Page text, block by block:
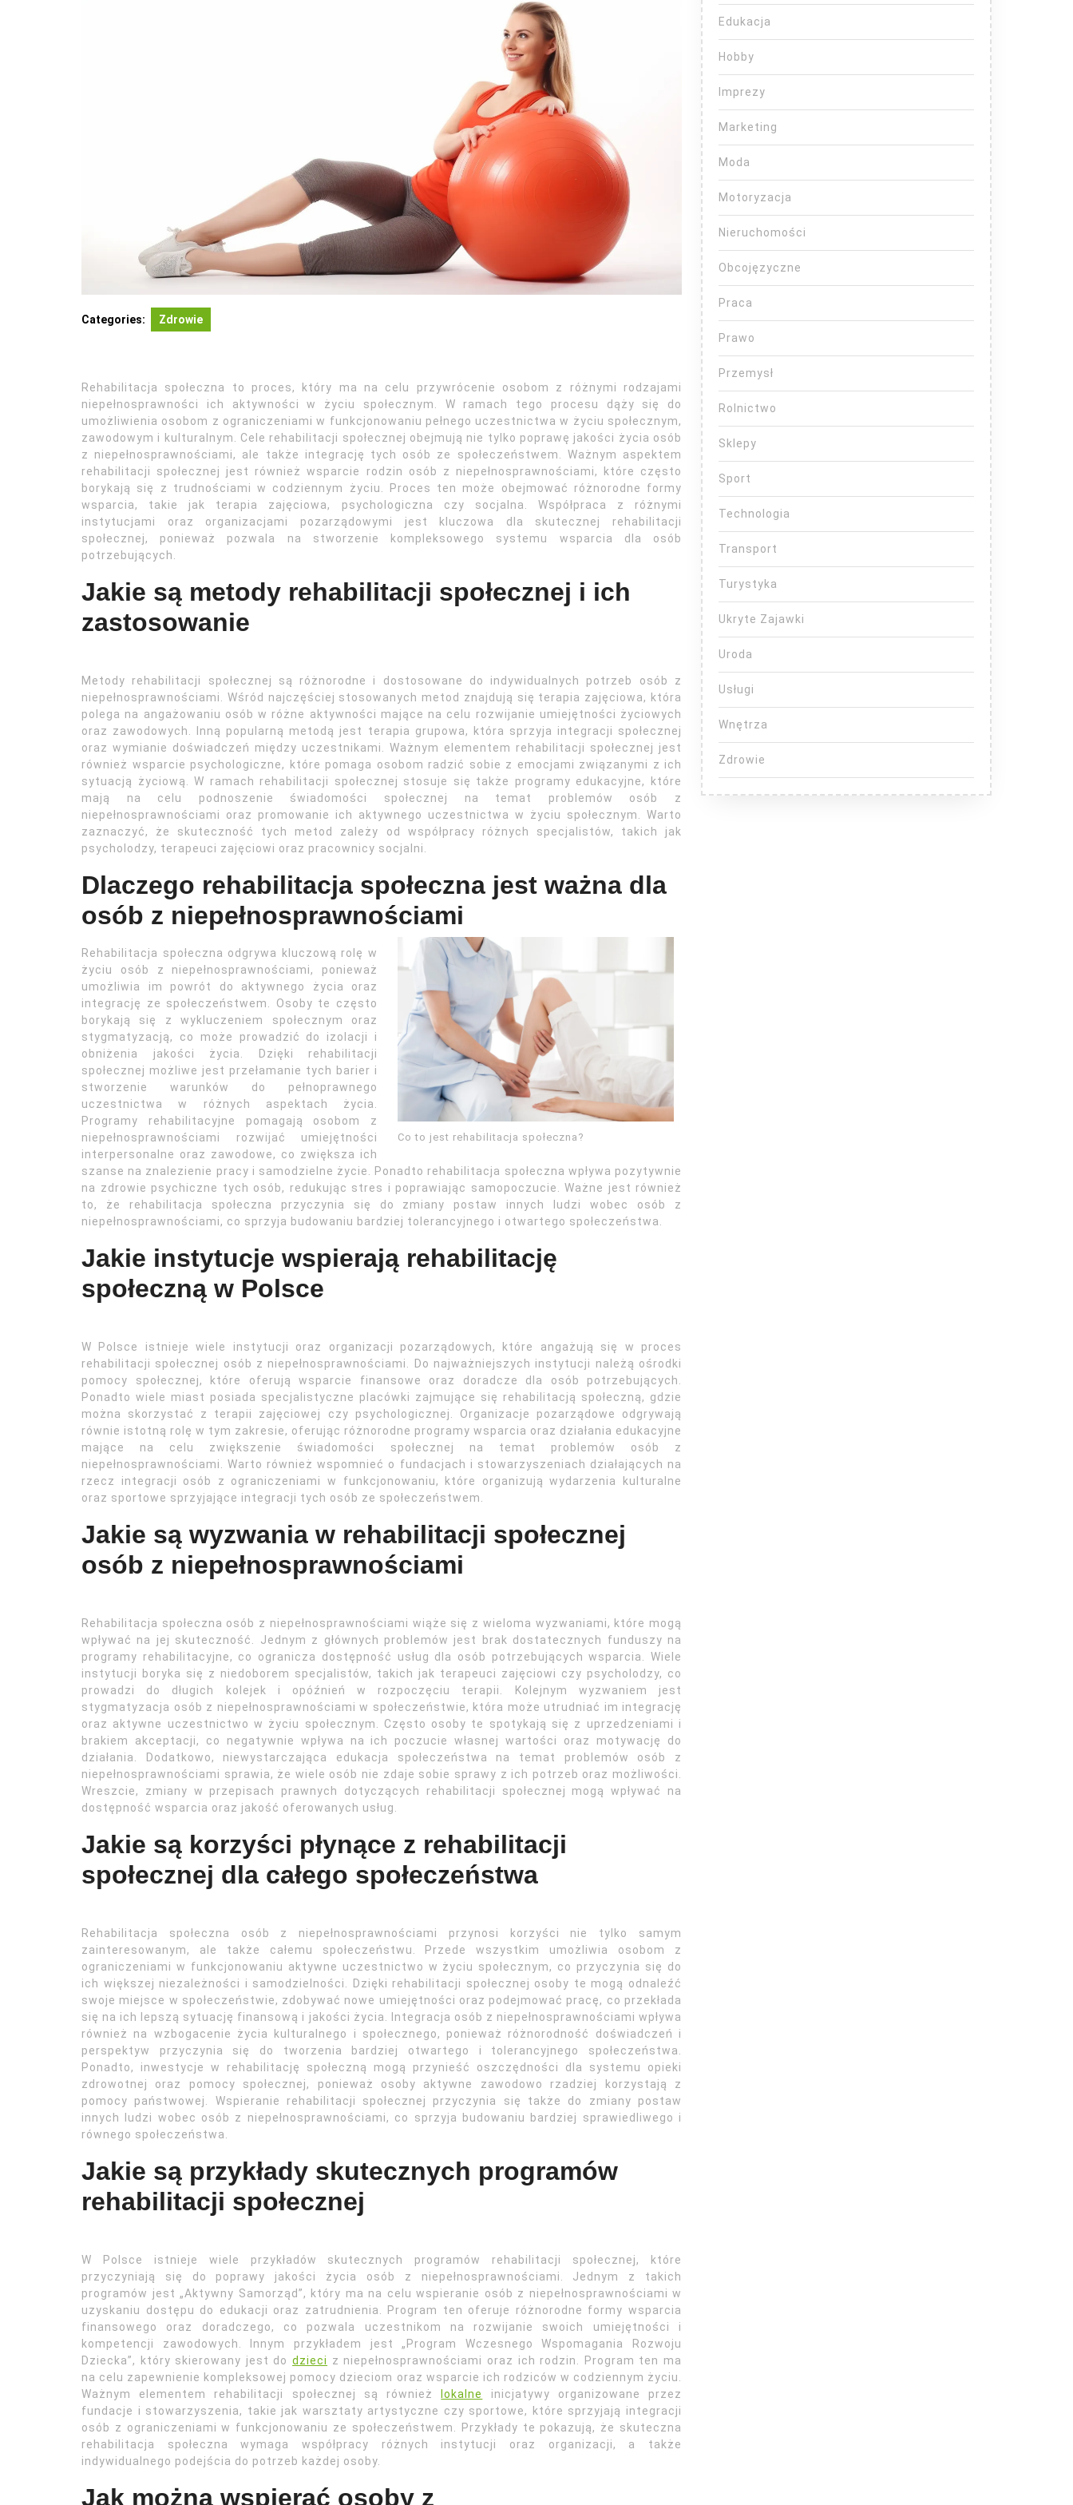
Categories: Zdrowie
Rehabilitacja społeczna to proces, który ma na celu przywrócenie osobom z różnymi rodzajami
niepełnosprawności ich aktywności w życiu społecznym. W ramach tego procesu dąży się do
umożliwienia osobom z ograniczeniami w funkcjonowaniu pełnego uczestnictwa w życiu społecznym,
zawodowym i kulturalnym. Cele rehabilitacji społecznej obejmują nie tylko poprawę jakości życia osób
z niepełnosprawnościami, ale także integrację tych osób ze społeczeństwem. Ważnym aspektem
rehabilitacji społecznej jest również wsparcie rodzin osób z niepełnosprawnościami, które często
borykają się z trudnościami w codziennym życiu. Proces ten może obejmować różnorodne formy
wsparcia, takie jak terapia zajęciowa, psychologiczna czy socjalna. Współpraca z różnymi
instytucjami oraz organizacjami pozarządowymi jest kluczowa dla skutecznej rehabilitacji
społecznej, ponieważ pozwala na stworzenie kompleksowego systemu wsparcia dla osób
potrzebujących.
Jakie są metody rehabilitacji społecznej i ich
zastosowanie
Metody rehabilitacji społecznej są różnorodne i dostosowane do indywidualnych potrzeb osób z
niepełnosprawnościami. Wśród najczęściej stosowanych metod znajdują się terapia zajęciowa, która
polega na angażowaniu osób w różne aktywności mające na celu rozwijanie umiejętności życiowych
oraz zawodowych. Inną popularną metodą jest terapia grupowa, która sprzyja integracji społecznej
oraz wymianie doświadczeń między uczestnikami. Ważnym elementem rehabilitacji społecznej jest
również wsparcie psychologiczne, które pomaga osobom radzić sobie z emocjami związanymi z ich
sytuacją życiową. W ramach rehabilitacji społecznej stosuje się także programy edukacyjne, które
mają na celu podnoszenie świadomości społecznej na temat problemów osób z
niepełnosprawnościami oraz promowanie ich aktywnego uczestnictwa w życiu społecznym. Warto
zaznaczyć, że skuteczność tych metod zależy od współpracy różnych specjalistów, takich jak
psycholodzy, terapeuci zajęciowi oraz pracownicy socjalni.
Dlaczego rehabilitacja społeczna jest ważna dla
osób z niepełnosprawnościami
Co to jest rehabilitacja społeczna?
Rehabilitacja społeczna odgrywa kluczową rolę w
życiu osób z niepełnosprawnościami, ponieważ
umożliwia im powrót do aktywnego życia oraz
integrację ze społeczeństwem. Osoby te często
borykają się z wykluczeniem społecznym oraz
stygmatyzacją, co może prowadzić do izolacji i
obniżenia jakości życia. Dzięki rehabilitacji
społecznej możliwe jest przełamanie tych barier i
stworzenie warunków do pełnoprawnego
uczestnictwa w różnych aspektach życia.
Programy rehabilitacyjne pomagają osobom z
niepełnosprawnościami rozwijać umiejętności
interpersonalne oraz zawodowe, co zwiększa ich
szanse na znalezienie pracy i samodzielne życie. Ponadto rehabilitacja społeczna wpływa pozytywnie
na zdrowie psychiczne tych osób, redukując stres i poprawiając samopoczucie. Ważne jest również
to, że rehabilitacja społeczna przyczynia się do zmiany postaw innych ludzi wobec osób z
niepełnosprawnościami, co sprzyja budowaniu bardziej tolerancyjnego i otwartego społeczeństwa.
Jakie instytucje wspierają rehabilitację
społeczną w Polsce
W Polsce istnieje wiele instytucji oraz organizacji pozarządowych, które angażują się w proces
rehabilitacji społecznej osób z niepełnosprawnościami. Do najważniejszych instytucji należą ośrodki
pomocy społecznej, które oferują wsparcie finansowe oraz doradcze dla osób potrzebujących.
Ponadto wiele miast posiada specjalistyczne placówki zajmujące się rehabilitacją społeczną, gdzie
można skorzystać z terapii zajęciowej czy psychologicznej. Organizacje pozarządowe odgrywają
równie istotną rolę w tym zakresie, oferując różnorodne programy wsparcia oraz działania edukacyjne
mające na celu zwiększenie świadomości społecznej na temat problemów osób z
niepełnosprawnościami. Warto również wspomnieć o fundacjach i stowarzyszeniach działających na
rzecz integracji osób z ograniczeniami w funkcjonowaniu, które organizują wydarzenia kulturalne
oraz sportowe sprzyjające integracji tych osób ze społeczeństwem.
Jakie są wyzwania w rehabilitacji społecznej
osób z niepełnosprawnościami
Rehabilitacja społeczna osób z niepełnosprawnościami wiąże się z wieloma wyzwaniami, które mogą
wpływać na jej skuteczność. Jednym z głównych problemów jest brak dostatecznych funduszy na
programy rehabilitacyjne, co ogranicza dostępność usług dla osób potrzebujących wsparcia. Wiele
instytucji boryka się z niedoborem specjalistów, takich jak terapeuci zajęciowi czy psycholodzy, co
prowadzi do długich kolejek i opóźnień w rozpoczęciu terapii. Kolejnym wyzwaniem jest
stygmatyzacja osób z niepełnosprawnościami w społeczeństwie, która może utrudniać im integrację
oraz aktywne uczestnictwo w życiu społecznym. Często osoby te spotykają się z uprzedzeniami i
brakiem akceptacji, co negatywnie wpływa na ich poczucie własnej wartości oraz motywację do
działania. Dodatkowo, niewystarczająca edukacja społeczeństwa na temat problemów osób z
niepełnosprawnościami sprawia, że wiele osób nie zdaje sobie sprawy z ich potrzeb oraz możliwości.
Wreszcie, zmiany w przepisach prawnych dotyczących rehabilitacji społecznej mogą wpływać na
dostępność wsparcia oraz jakość oferowanych usług.
Jakie są korzyści płynące z rehabilitacji
społecznej dla całego społeczeństwa
Rehabilitacja społeczna osób z niepełnosprawnościami przynosi korzyści nie tylko samym
zainteresowanym, ale także całemu społeczeństwu. Przede wszystkim umożliwia osobom z
ograniczeniami w funkcjonowaniu aktywne uczestnictwo w życiu społecznym, co przyczynia się do
ich większej niezależności i samodzielności. Dzięki rehabilitacji społecznej osoby te mogą odnaleźć
swoje miejsce w społeczeństwie, zdobywać nowe umiejętności oraz podejmować pracę, co przekłada
się na ich lepszą sytuację finansową i jakości życia. Integracja osób z niepełnosprawnościami wpływa
również na wzbogacenie życia kulturalnego i społecznego, ponieważ różnorodność doświadczeń i
perspektyw przyczynia się do tworzenia bardziej otwartego i tolerancyjnego społeczeństwa.
Ponadto, inwestycje w rehabilitację społeczną mogą przynieść oszczędności dla systemu opieki
zdrowotnej oraz pomocy społecznej, ponieważ osoby aktywne zawodowo rzadziej korzystają z
pomocy państwowej. Wspieranie rehabilitacji społecznej przyczynia się także do zmiany postaw
innych ludzi wobec osób z niepełnosprawnościami, co sprzyja budowaniu bardziej sprawiedliwego i
równego społeczeństwa.
Jakie są przykłady skutecznych programów
rehabilitacji społecznej
W Polsce istnieje wiele przykładów skutecznych programów rehabilitacji społecznej, które
przyczyniają się do poprawy jakości życia osób z niepełnosprawnościami. Jednym z takich
programów jest „Aktywny Samorząd”, który ma na celu wspieranie osób z niepełnosprawnościami w
uzyskaniu dostępu do edukacji oraz zatrudnienia. Program ten oferuje różnorodne formy wsparcia
finansowego oraz doradczego, co pozwala uczestnikom na rozwijanie swoich umiejętności i
kompetencji zawodowych. Innym przykładem jest „Program Wczesnego Wspomagania Rozwoju
Dziecka”, który skierowany jest dodzieci z niepełnosprawnościami oraz ich rodzin. Program ten ma
na celu zapewnienie kompleksowej pomocy dzieciom oraz wsparcie ich rodziców w codziennym życiu.
Ważnym elementem rehabilitacji społecznej są również
lokalne
inicjatywy organizowane przez
fundacje i stowarzyszenia, takie jak warsztaty artystyczne czy sportowe, które sprzyjają integracji
osób z ograniczeniami w funkcjonowaniu ze społeczeństwem. Przykłady te pokazują, że skuteczna
rehabilitacja społeczna wymaga współpracy różnych instytucji oraz organizacji, a także
indywidualnego podejścia do potrzeb każdej osoby.
Jak można wspierać osoby z
Edukacja
Hobby
Imprezy
Marketing
Moda
Motoryzacja
Nieruchomości
Obcojęzyczne
Praca
Prawo
Przemysł
Rolnictwo
Sklepy
Sport
Technologia
Transport
Turystyka
Ukryte Zajawki
Uroda
Usługi
Wnętrza
Zdrowie